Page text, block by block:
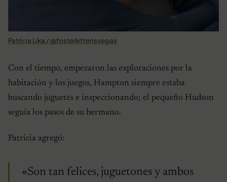
Patricia Lika / @fosterkittensvegas
Con el tiempo, empezaron las exploraciones por la
habitación y los juegos, Hampton siempre estaba
buscando juguetes e inspeccionando; el pequeño Hudson
seguía los pasos de su hermano.
Patricia agregó:
«Son tan felices, juguetones y ambos